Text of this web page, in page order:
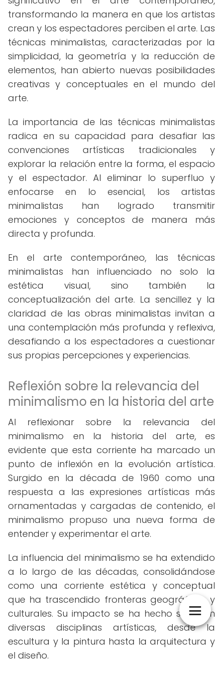
transformando la manera en que los artistas
crean y los espectadores perciben el arte. Las
técnicas minimalistas, caracterizadas por la
simplicidad, la geometría y la reducción de
elementos, han abierto nuevas posibilidades
creativas y conceptuales en el mundo del
arte.
La importancia de las técnicas minimalistas
radica en su capacidad para desafiar las
convenciones artísticas tradicionales y
explorar la relación entre la forma, el espacio
y el espectador. Al eliminar lo superfluo y
enfocarse en lo esencial, los artistas
minimalistas han logrado transmitir
emociones y conceptos de manera más
directa y profunda.
En el arte contemporáneo, las técnicas
minimalistas han influenciado no solo la
estética visual, sino también la
conceptualización del arte. La sencillez y la
claridad de las obras minimalistas invitan a
una contemplación más profunda y reflexiva,
desafiando a los espectadores a cuestionar
sus propias percepciones y experiencias.
Reflexión sobre la relevancia del
minimalismo en la historia del arte
Al reflexionar sobre la relevancia del
minimalismo en la historia del arte, es
evidente que esta corriente ha marcado un
punto de inflexión en la evolución artística.
Surgido en la década de 1960 como una
respuesta a las expresiones artísticas más
ornamentadas y cargadas de contenido, el
minimalismo propuso una nueva forma de
entender y experimentar el arte.
La influencia del minimalismo se ha extendido
a lo largo de las décadas, consolidándose
como una corriente estética y conceptual
que ha trascendido fronteras geográficas y
culturales. Su impacto se ha hecho sentir en
diversas disciplinas artísticas, desde la
escultura y la pintura hasta la arquitectura y
el diseño.